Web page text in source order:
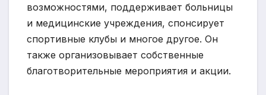
возможностями, поддерживает больницы
и медицинские учреждения, спонсирует
спортивные клубы и многое другое. Он
также организовывает собственные
благотворительные мероприятия и акции.